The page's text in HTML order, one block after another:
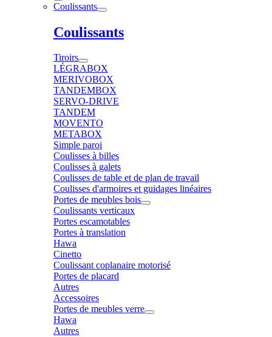
Coulissants
Coulissants
Tiroirs
LÉGRABOX
MERIVOBOX
TANDEMBOX
SERVO-DRIVE
TANDEM
MOVENTO
METABOX
Simple paroi
Coulisses à billes
Coulisses à galets
Coulisses de table et de plan de travail
Coulisses d'armoires et guidages linéaires
Portes de meubles bois
Coulissants verticaux
Portes escamotables
Portes à translation
Hawa
Cinetto
Coulissant coplanaire motorisé
Portes de placard
Autres
Accessoires
Portes de meubles verre
Hawa
Autres